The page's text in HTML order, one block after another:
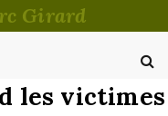
Girard
les victimes